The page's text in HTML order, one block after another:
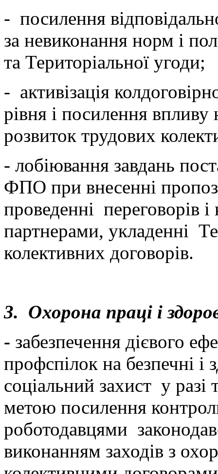
- посилення
за невиконання норм і
та Територіальної угоди;
- активізація
рівня і посилення
розвиток трудових
- лобіювання завдань
ФПО при внесенні
проведенні переговорів і
партнерами, укладенні
колективних договорів.
3. Охорона праці і
- забезпечення дієвого
профспілок на безпечні і
соціальний захист у
метою посилення
роботодавцями
виконанням заходів з